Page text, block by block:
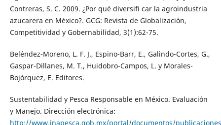
Contreras, S. C. 2009. ¿Por qué diversifi car la agroindustria
azucarera en México?. GCG: Revista de Globalización,
Competitividad y Gobernabilidad, 3(1):62-75.
Beléndez-Moreno, L. F. J., Espino-Barr, E., Galindo-Cortes, G.,
Gaspar-Dillanes, M. T., Huidobro-Campos, L. y Morales-
Bojórquez, E. Editores.
Sustentabilidad y Pesca Responsable en México. Evaluación
y Manejo. Dirección electrónica:
http://www.inapesca.gob.mx/portal/documentos/